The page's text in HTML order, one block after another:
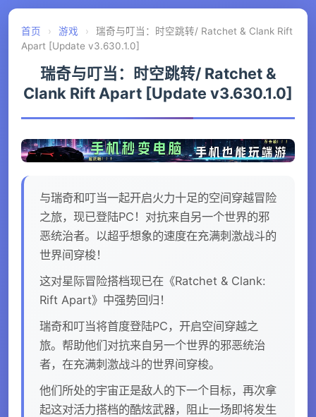
首页 › 游戏 ›
瑞奇与叮当：时空跳转/ Ratchet & Clank Rift
Apart [Update v3.630.1.0]
瑞奇与叮当：时空跳转/ Ratchet &
Clank Rift Apart [Update v3.630.1.0]
与瑞奇和叮当一起开启火力十足的空间穿越冒险
之旅，现已登陆PC！对抗来自另一个世界的邪
恶统治者。以超乎想象的速度在充满刺激战斗的
世界间穿梭！
这对星际冒险搭档现已在《Ratchet & Clank:
Rift Apart》中强势回归！
瑞奇和叮当将首度登陆PC，开启空间穿越之
旅。帮助他们对抗来自另一个世界的邪恶统治
者，在充满刺激战斗的世界间穿梭。
他们所处的宇宙正是敌人的下一个目标，再次拿
起这对活力搭档的酷炫武器，阻止一场即将发生